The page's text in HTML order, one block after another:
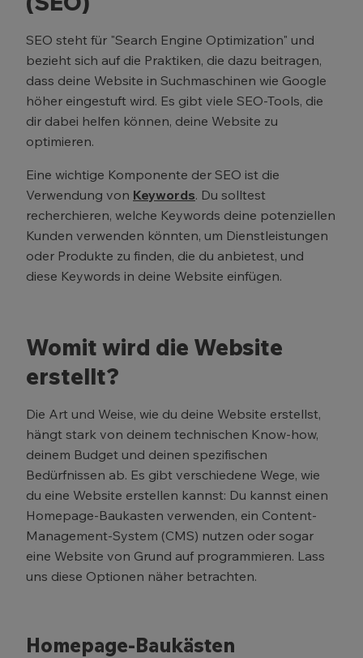
SEO steht für "Search Engine Optimization" und
bezieht sich auf die Praktiken, die dazu beitragen,
dass deine Website in Suchmaschinen wie Google
höher eingestuft wird. Es gibt viele SEO-Tools, die
dir dabei helfen können, deine Website zu
optimieren.
Eine wichtige Komponente der SEO ist die
Verwendung von Keywords. Du solltest
recherchieren, welche Keywords deine potenziellen
Kunden verwenden könnten, um Dienstleistungen
oder Produkte zu finden, die du anbietest, und
diese Keywords in deine Website einfügen.
Womit wird die Website
erstellt?
Die Art und Weise, wie du deine Website erstellst,
hängt stark von deinem technischen Know-how,
deinem Budget und deinen spezifischen
Bedürfnissen ab. Es gibt verschiedene Wege, wie
du eine Website erstellen kannst: Du kannst einen
Homepage-Baukasten verwenden, ein Content-
Management-System (CMS) nutzen oder sogar
eine Website von Grund auf programmieren. Lass
uns diese Optionen näher betrachten.
Homepage-Baukästen